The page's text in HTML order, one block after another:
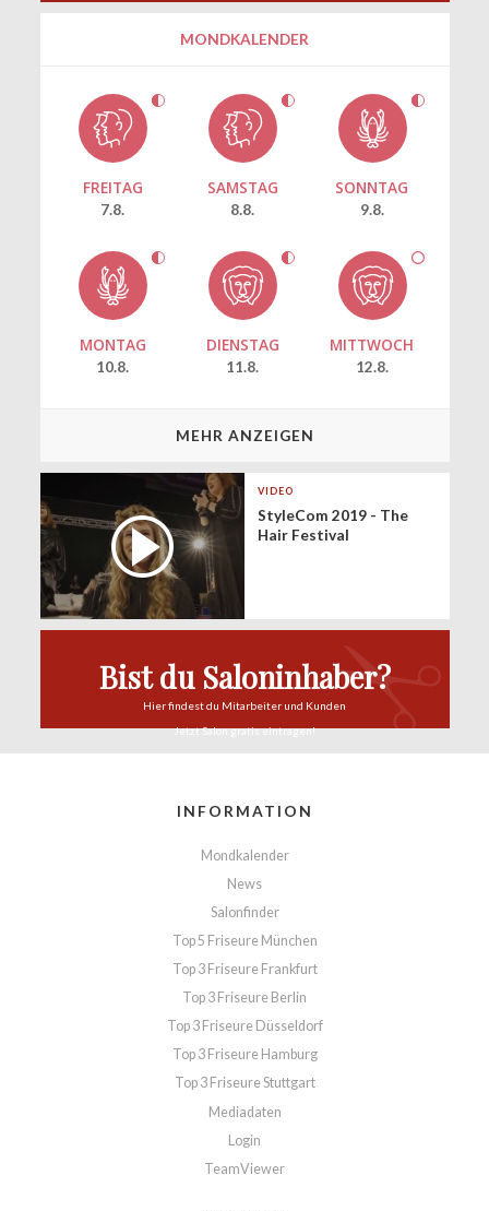
MONDKALENDER
FREITAG
7.8.
SAMSTAG
8.8.
SONNTAG
9.8.
MONTAG
10.8.
DIENSTAG
11.8.
MITTWOCH
12.8.
MEHR ANZEIGEN
VIDEO
StyleCom 2019 - The
Hair Festival
Bist du Saloninhaber?
Hier findest du Mitarbeiter und Kunden
Jetzt Salongratis eintragen!
INFORMATION
Mondkalender
News
Salonfinder
Top 5 Friseure München
Top 3 Friseure Frankfurt
Top 3 Friseure Berlin
Top 3 Friseure Düsseldorf
Top 3 Friseure Hamburg
Top 3 Friseure Stuttgart
Mediadaten
Login
TeamViewer